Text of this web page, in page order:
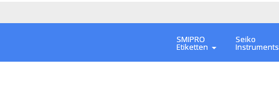
SMIPRO
Etiketten
Seiko
Instruments